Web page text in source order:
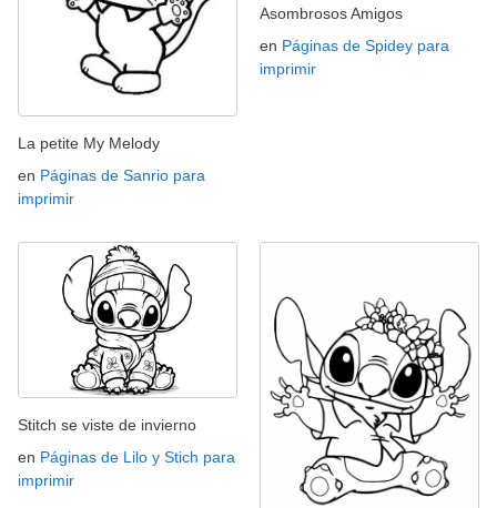
La petite My Melody
en Páginas de Sanrio para
imprimir
Asombrosos Amigos
en Páginas de Spidey para
imprimir
Stitch se viste de invierno
en Páginas de Lilo y Stich para
imprimir